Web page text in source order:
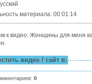
материала: 00:01:14
к видео: Женщины для меня
видео / сайт в:
: 0